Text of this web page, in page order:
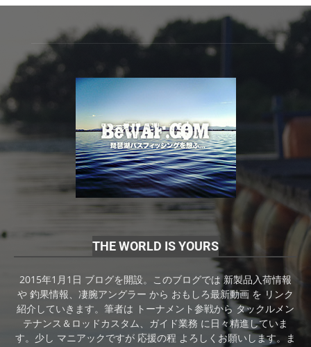
THE WORLD IS YOURS
2015年1月1日 ブログを開設。このブログでは 新製品入荷情報
や 釣果情報、凄腕アングラー から おもしろ最新動画 を リンク
紹介していきます。筆者は トーナメント参戦から タックルメン
テナンス＆ロッドカスタム、ガイド業務 に日々精進していま
す。少し マニアックですが 応援の程 よろしくお願いします。ま